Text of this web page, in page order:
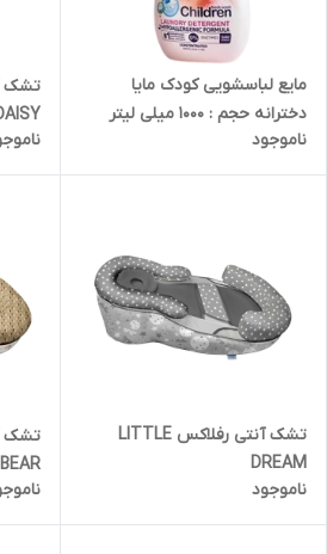
مایع لباسشویی کودک مایا
دخترانه حجم : 1000 میلی لیتر
ناموجود
تشک آنتی رفلاکس LITTLE
DREAM
ناموجود
BEAR